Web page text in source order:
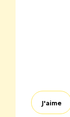
J'aime